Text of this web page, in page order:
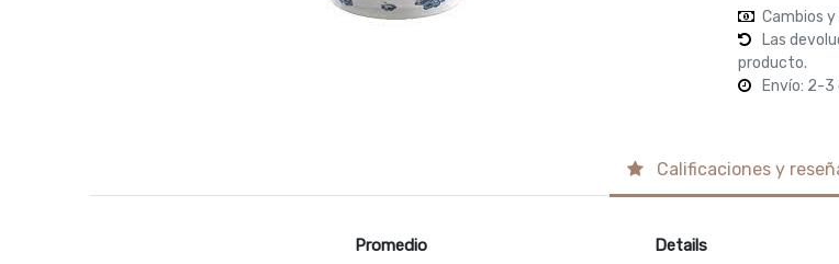
Cambios
Las
producto.
Envío: 2-3
Calificaciones y
Promedio Details